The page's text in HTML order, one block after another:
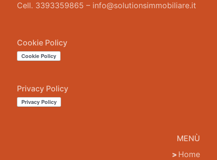
Cell. 3393359865 – info@solutionsimmobiliare.it
Cookie Policy
Privacy Policy
MENÙ
Home